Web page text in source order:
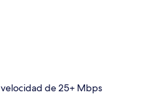
de 25+ Mbps